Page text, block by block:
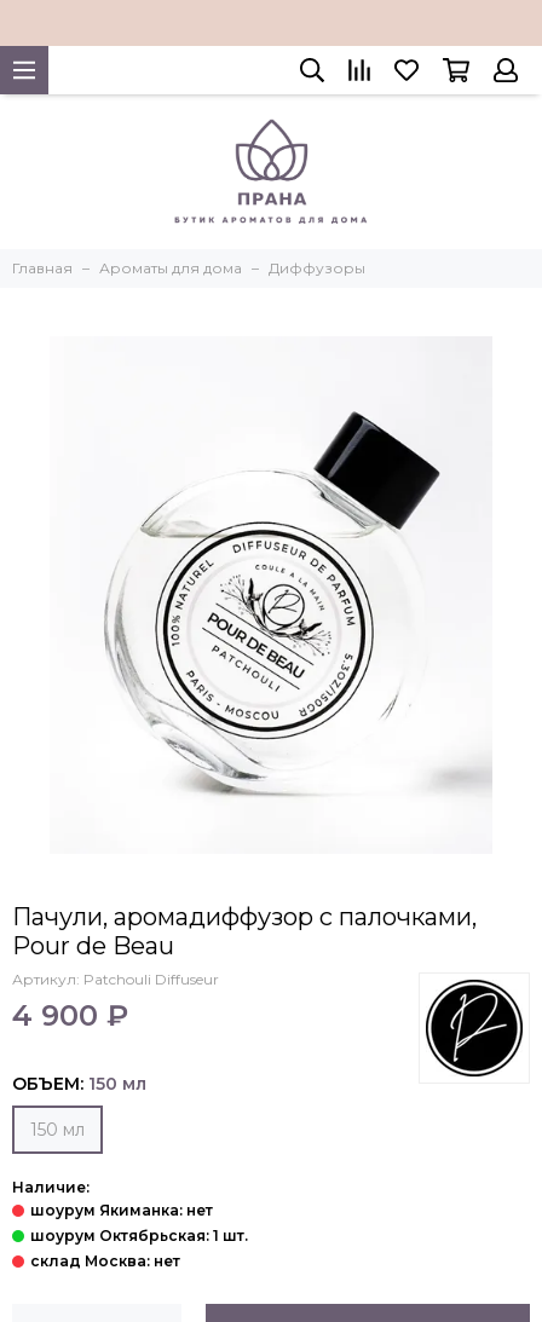
Главная Ароматы для дома Диффузоры
Пачули, аромадиффузор с палочками,
Pour de Beau
Артикул: Patchouli Diffuseur
4 900 ₽
ОБЪЕМ: 150 мл
150 мл
Наличие: